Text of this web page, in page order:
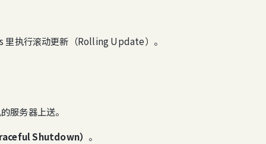
执行滚动更新（Rolling Update）。
服务器上送。
Shutdown） 。